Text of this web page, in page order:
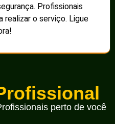
Profissionais
realizar o serviço. Ligue
perto de você